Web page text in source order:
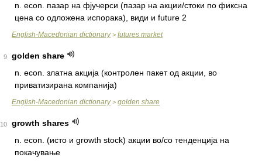
n. econ. пазар на фјучерси (пазар на акции/стоки по фиксна
цена со одложена испорака), види и future 2
English-Macedonian dictionary> futures market
9
golden share
n. econ. златна акција (контролен пакет од акции, во
приватизирана компанија)
English-Macedonian dictionary> golden share
10
growth shares
n. econ. (исто и growth stock) акции во/со тенденција на
покачување